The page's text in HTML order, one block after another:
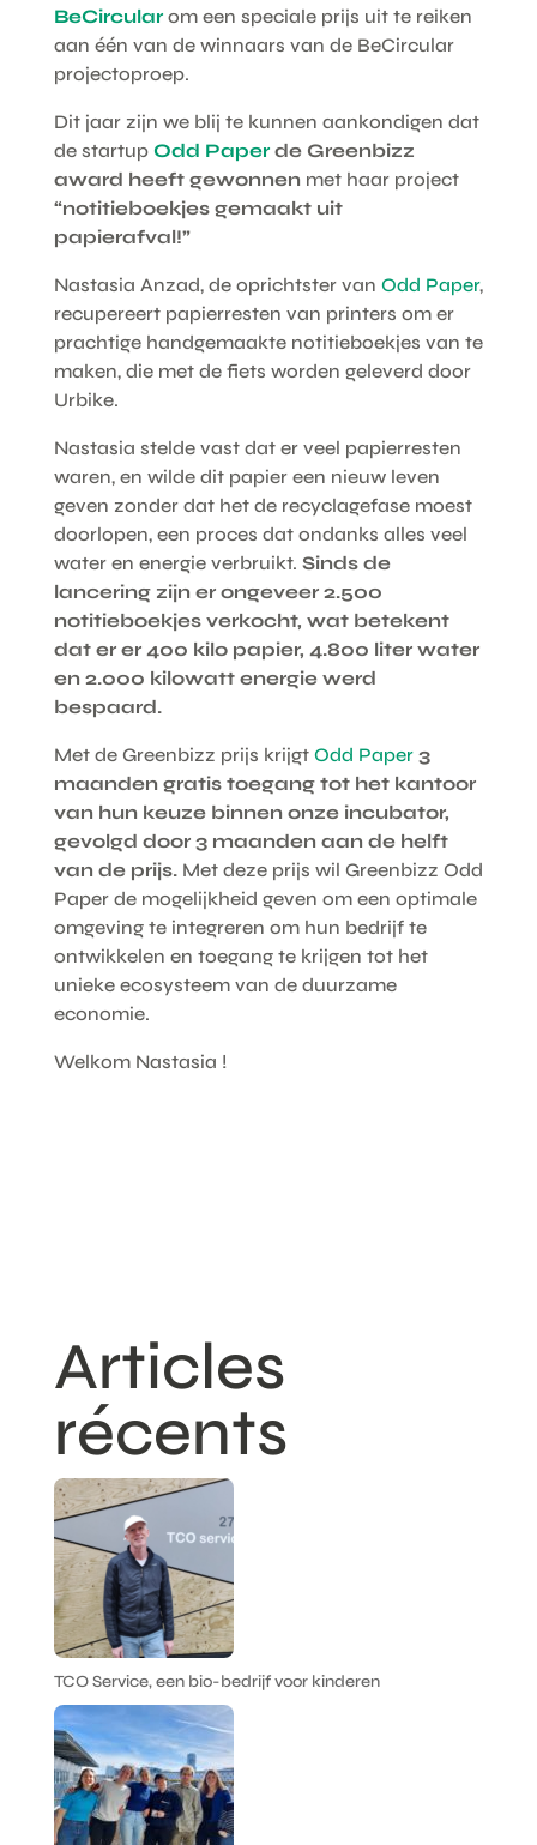
BeCircularom een speciale prijs uit te reiken
aan één van de winnaars van de BeCircular
projectoproep.
Dit jaar zijn we blij te kunnen aankondigen dat
de startupOdd Paperde Greenbizz
award heeft gewonnen met haar project
“notitieboekjes gemaakt uit
papierafval!”
Nastasia Anzad, de oprichtster van Odd Paper,
recupereert papierresten van printers om er
prachtige handgemaakte notitieboekjes van te
maken, die met de fiets worden geleverd door
Urbike.
Nastasia stelde vast dat er veel papierresten
waren, en wilde dit papier een nieuw leven
geven zonder dat het de recyclagefase moest
doorlopen, een proces dat ondanks alles veel
water en energie verbruikt. Sinds de
lancering zijn er ongeveer 2.500
notitieboekjes verkocht, wat betekent
dat er er 400 kilo papier, 4.800 liter water
en 2.000 kilowatt energie werd
bespaard.
Met de Greenbizz prijs krijgt Odd Paper 3
maanden gratis toegang tot het kantoor
van hun keuze binnen onze incubator,
gevolgd door 3 maanden aan de helft
van de prijs. Met deze prijs wil Greenbizz Odd
Paper de mogelijkheid geven om een optimale
omgeving te integreren om hun bedrijf te
ontwikkelen en toegang te krijgen tot het
unieke ecosysteem van de duurzame
economie.
Welkom Nastasia !
Articles
récents
TCO Service, een bio-bedrijf voor kinderen